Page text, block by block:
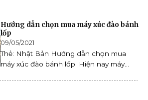
Hướng dẫn chọn mua máy xúc đào bánh
lốp
09/05/2021
Thẻ: Nhật Bản Hướng dẫn chọn mua
máy xúc đào bánh lốp. Hiện nay máy...